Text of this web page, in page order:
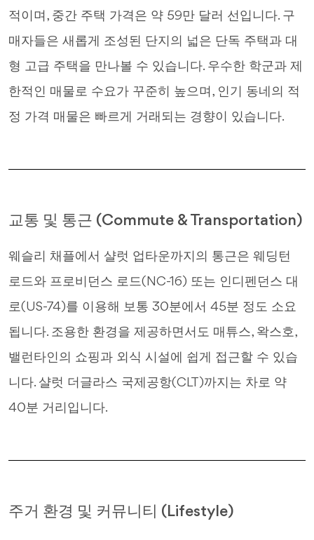
적이며, 중간 주택 가격은 약 59만 달러 선입니다. 구
매자들은 새롭게 조성된 단지의 넓은 단독 주택과 대
형 고급 주택을 만나볼 수 있습니다. 우수한 학군과 제
한적인 매물로 수요가 꾸준히 높으며, 인기 동네의 적
정 가격 매물은 빠르게 거래되는 경향이 있습니다.
교통 및 통근 (Commute & Transportation)
웨슬리 채플에서 샬럿 업타운까지의 통근은 웨딩턴
로드와 프로비던스 로드(NC-16) 또는 인디펜던스 대
로(US-74)를 이용해 보통 30분에서 45분 정도 소요
됩니다. 조용한 환경을 제공하면서도 매튜스, 왁스호,
밸런타인의 쇼핑과 외식 시설에 쉽게 접근할 수 있습
니다. 샬럿 더글라스 국제공항(CLT)까지는 차로 약
40분 거리입니다.
주거 환경 및 커뮤니티 (Lifestyle)